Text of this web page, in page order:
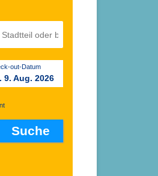
out-Datum
9. Aug. 2026